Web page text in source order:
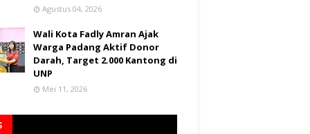
Agustus 04, 2026
Wali Kota Fadly Amran Ajak
Warga Padang Aktif Donor
Darah, Target 2.000 Kantong di
UNP
Mei 11, 2026